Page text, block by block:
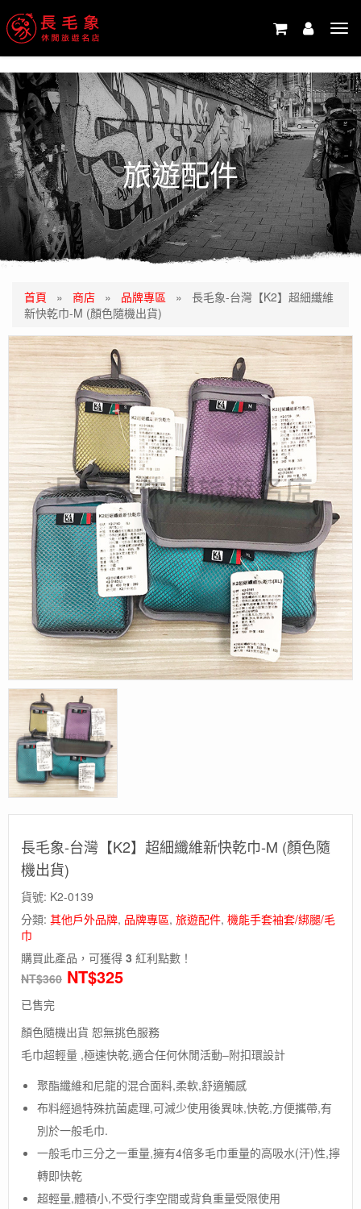
旅遊配件
首頁 » 商店 » 品牌專區 » 長毛象-台灣【K2】超細纖維
新快乾巾-M (顏色隨機出貨)
長毛象-台灣【K2】超細纖維新快乾巾-M (顏色隨
機出貨)
貨號: K2-0139
分類: 其他戶外品牌, 品牌專區, 旅遊配件, 機能手套袖套/綁腿/毛
巾
購買此產品，可獲得 3 紅利點數！
NT$360 NT$325
已售完
顏色隨機出貨 恕無挑色服務
毛巾超輕量 ,極速快乾,適合任何休閒活動–附扣環設計
聚酯纖維和尼龍的混合面料,柔軟,舒適觸感
布料經過特殊抗菌處理,可減少使用後異味,快乾,方便攜帶,有
別於一般毛巾.
一般毛巾三分之一重量,擁有4倍多毛巾重量的高吸水(汗)性,擰
轉即快乾
超輕量,體積小,不受行李空間或背負重量受限使用